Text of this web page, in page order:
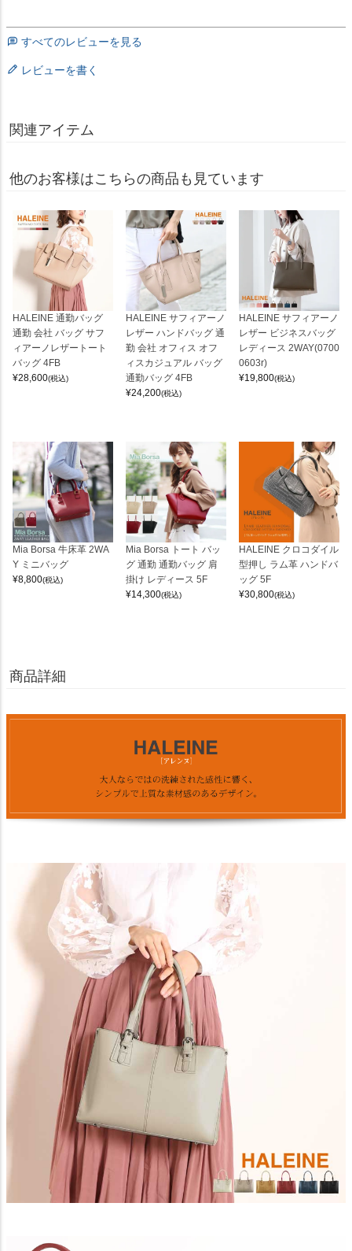
すべてのレビューを見る
レビューを書く
関連アイテム
他のお客様はこちらの商品も見ています
HALEINE 通勤バッグ
通勤 会社 バッグ サフ
ィアーノレザートート
バッグ 4FB
¥28,600(税込)
HALEINE サフィアーノ
レザー ハンドバッグ 通
勤 会社 オフィス オフ
ィスカジュアル バッグ
通勤バッグ 4FB
¥24,200(税込)
HALEINE サフィアーノ
レザー ビジネスバッグ
レディース 2WAY(0700
0603r)
¥19,800(税込)
Mia Borsa 牛床革 2WA
Y ミニバッグ
¥8,800(税込)
Mia Borsa トート バッ
グ 通勤 通勤バッグ 肩
掛け レディース 5F
¥14,300(税込)
HALEINE クロコダイル
型押し ラム革 ハンドバ
ッグ 5F
¥30,800(税込)
商品詳細